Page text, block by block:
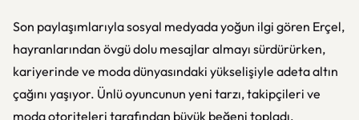
Son paylaşımlarıyla sosyal medyada yoğun ilgi gören Erçel,
hayranlarından övgü dolu mesajlar almayı sürdürürken,
kariyerinde ve moda dünyasındaki yükselişiyle adeta altın
çağını yaşıyor. Ünlü oyuncunun yeni tarzı, takipçileri ve
moda otoriteleri tarafından büyük beğeni topladı.